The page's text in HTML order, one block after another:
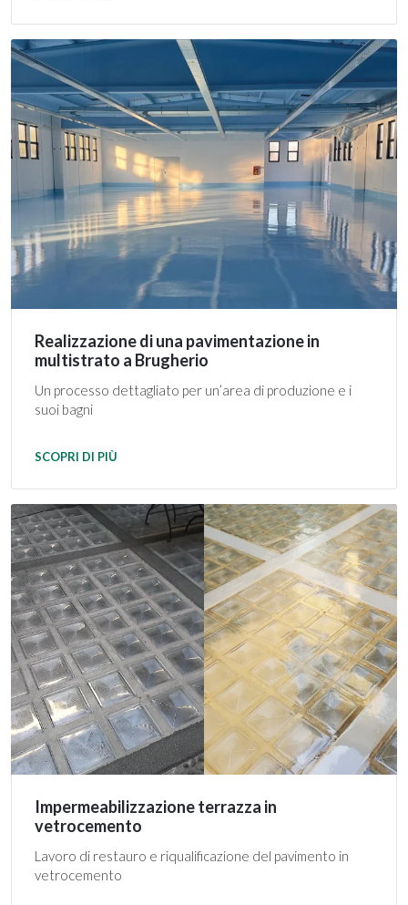
Realizzazione di una pavimentazione in
multistrato a Brugherio
Un processo dettagliato per un’area di produzione e i
suoi bagni
SCOPRI DI PIÙ
Impermeabilizzazione terrazza in
vetrocemento
Lavoro di restauro e riqualificazione del pavimento in
vetrocemento